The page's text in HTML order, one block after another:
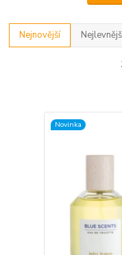
Nejnovější
Novinka